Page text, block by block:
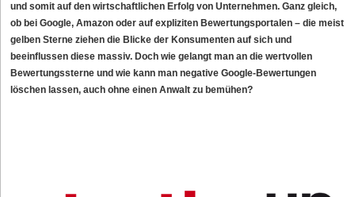
und somit auf den wirtschaftlichen Erfolg von Unternehmen. Ganz gleich,
ob bei Google, Amazon oder auf expliziten Bewertungsportalen – die meist
gelben Sterne ziehen die Blicke der Konsumenten auf sich und
beeinflussen diese massiv. Doch wie gelangt man an die wertvollen
Bewertungssterne und wie kann man negative Google-Bewertungen
löschen lassen, auch ohne einen Anwalt zu bemühen?